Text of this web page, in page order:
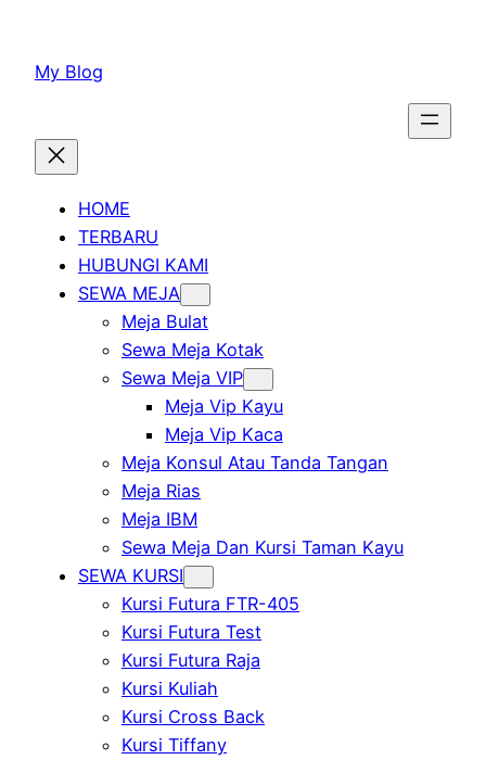
konten
My Blog
HOME
TERBARU
HUBUNGI KAMI
SEWA MEJA
Meja Bulat
Sewa Meja Kotak
Sewa Meja VIP
Meja Vip Kayu
Meja Vip Kaca
Meja Konsul Atau Tanda Tangan
Meja Rias
Meja IBM
Sewa Meja Dan Kursi Taman Kayu
SEWA KURSI
Kursi Futura FTR-405
Kursi Futura Test
Kursi Futura Raja
Kursi Kuliah
Kursi Cross Back
Kursi Tiffany